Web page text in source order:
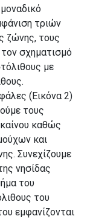
τριών
ζώνης, τους
σχηματισμό
με
(Εικόνα 2)
τους
καθώς
και
Συνεχίζουμε
νησίδας
του
του
εμφανίζονται